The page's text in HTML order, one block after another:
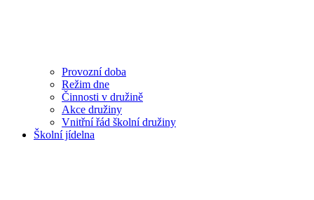
Provozní doba
Režim dne
Činnosti v družině
Akce družiny
Vnitřní řád školní družiny
Školní jídelna